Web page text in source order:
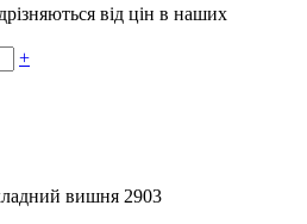
від цін в наших
+
вишня 2903